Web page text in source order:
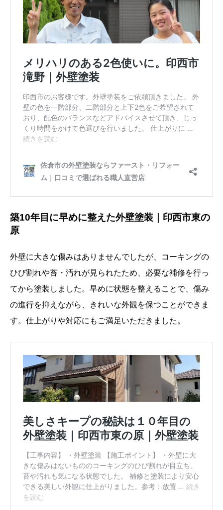
築10年目に早めに整えた外壁塗装｜印西市東の
原
外壁に大きな傷みはありませんでしたが、コーキングの
ひび割れや苔・汚れが見られたため、必要な補修を行っ
てから塗装しました。早めに状態を整えることで、傷み
の進行を抑えながら、きれいな外観を保つことができま
す。仕上がりや対応にもご満足いただきました。